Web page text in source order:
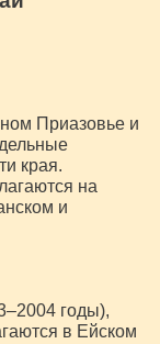
Приазовье и
края.
на
и
годы),
в Ейском